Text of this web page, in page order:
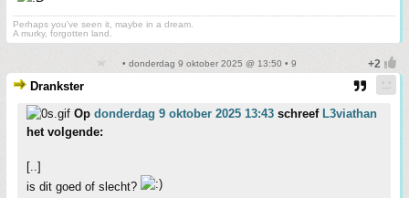
Perhaps you've seen it, maybe in a dream.
A murky, forgotten land.
• donderdag 9 oktober 2025 @ 13:50 • 9
Drankster
Op donderdag 9 oktober 2025 13:43 schreef L3viathan
het volgende:
[..]
is dit goed of slecht?